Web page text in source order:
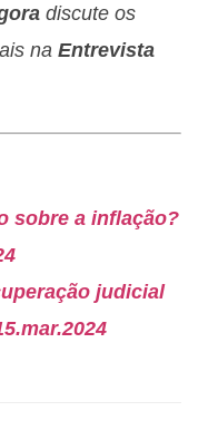
discute os
na Entrevista
sobre a inflação?
judicial